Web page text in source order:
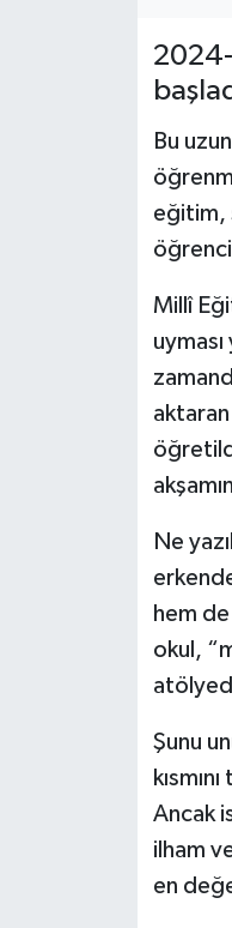
Bu
eğitim,
Millî
Ne
hem
okul,
Şunu
Ancak
ilham
en